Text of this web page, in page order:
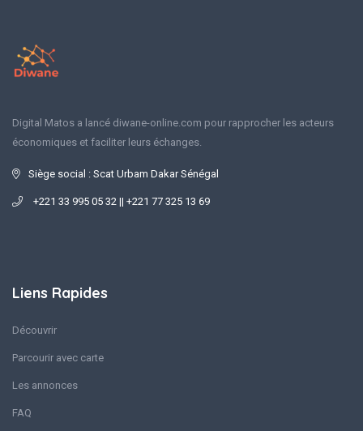
Digital Matos a lancé diwane-online.com pour rapprocher les acteurs
économiques et faciliter leurs échanges.
Siège social : Scat Urbam Dakar Sénégal
+221 33 995 05 32 || +221 77 325 13 69
Liens Rapides
Découvrir
Parcourir avec carte
Les annonces
FAQ